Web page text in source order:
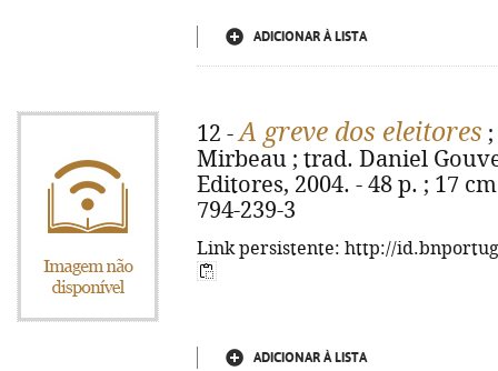
ADICIONAR À LISTA
12 -A greve dos eleitores ;
Mirbeau ; trad. Daniel
Editores, 2004. - 48 p. ; 17
794-239-3
Link persistente: http://
ADICIONAR À LISTA